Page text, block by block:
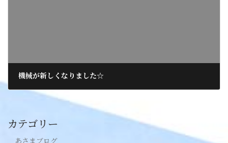
機械が新しくなりました☆
2017年11月16日
カテゴリー
あさまブログ